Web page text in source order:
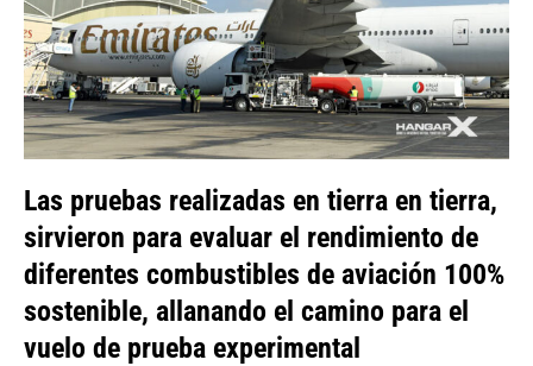
Las pruebas realizadas en tierra en tierra,
sirvieron para evaluar el rendimiento de
diferentes combustibles de aviación 100%
sostenible, allanando el camino para el
vuelo de prueba experimental